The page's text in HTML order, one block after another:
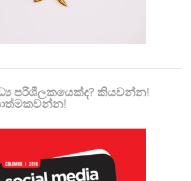
පරිශීලකයෙක්ද? කියවන්න!